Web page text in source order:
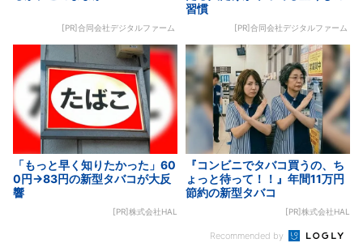
[PR]合同会社デジタルファーム
習慣
[PR]合同会社デジタルファーム
「もっと早く知りたかった」60
0円→83円の新型タバコが大反
響
[PR]株式会社HAL
『コンビニでタバコ買うの、ち
ょっと待って！！』年間11万円
節約の新型タバコ
[PR]株式会社HAL
Recommended by